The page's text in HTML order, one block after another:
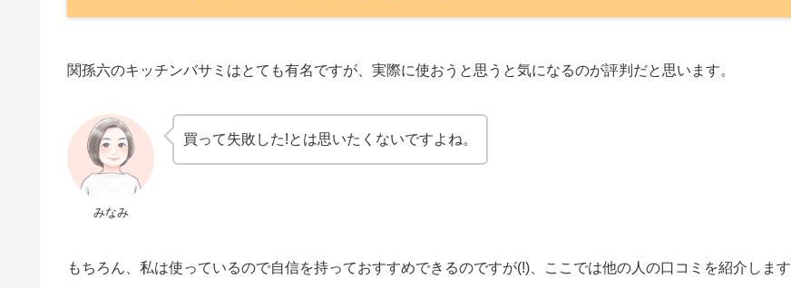
関孫六のキッチンバサミはとても有名ですが、実際に使おうと思うと気になるのが評判だと思います。
みなみ
買って失敗した!とは思いたくないですよね。
もちろん、私は使っているので自信を持っておすすめできるのですが(!)、ここでは他の人の口コミを紹介します